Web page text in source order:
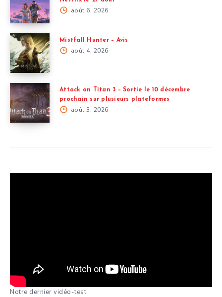
août 6, 2026
Mistfall Hunter – Avis
août 4, 2026
Attack on Titan 3 – Sortie le 10 décembre
prochain sur plusieurs plateformes
août 3, 2026
Notre dernier vidéo-test